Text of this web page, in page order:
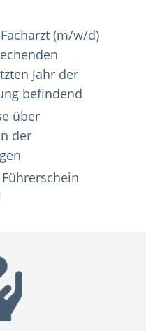
(m/w/d)
Jahr der
befindend
über
der